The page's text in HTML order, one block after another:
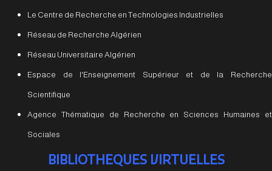
Le Centre de Recherche en Technologies Industrielles
Réseau de Recherche Algérien
Réseau Universitaire Algérien
Espace de l'Enseignement Supérieur et de la Recherche
Scientifique
Agence Thématique de Recherche en Sciences Humaines et
Sociales
BIBLIOTHEQUES VIRTUELLES